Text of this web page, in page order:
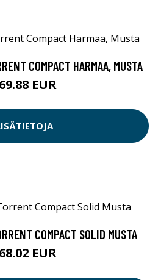
COMPACT HARMAA, MUSTA
EUR
COMPACT SOLID MUSTA
EUR